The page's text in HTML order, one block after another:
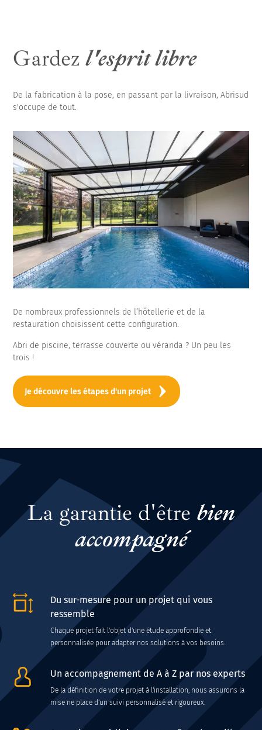
Gardezl'esprit libre
De la fabrication à la pose, en passant par la livraison, Abrisud
s'occupe de tout.
De nombreux professionnels de l’hôtellerie et de la
restauration choisissent cette configuration.
Abri de piscine, terrasse couverte ou véranda ? Un peu les
trois !
Je découvre les étapes d'un projet
La garantie d'être bien
accompagné
Du sur-mesure pour un projet qui vous
ressemble
Chaque projet fait l'objet d'une étude approfondie et
personnalisée pour adapter nos solutions à vos besoins.
Un accompagnement de A à Z par nos experts
De la définition de votre projet à l'installation, nous assurons la
mise ne place d'un suivi personnalisé et rigoureux.